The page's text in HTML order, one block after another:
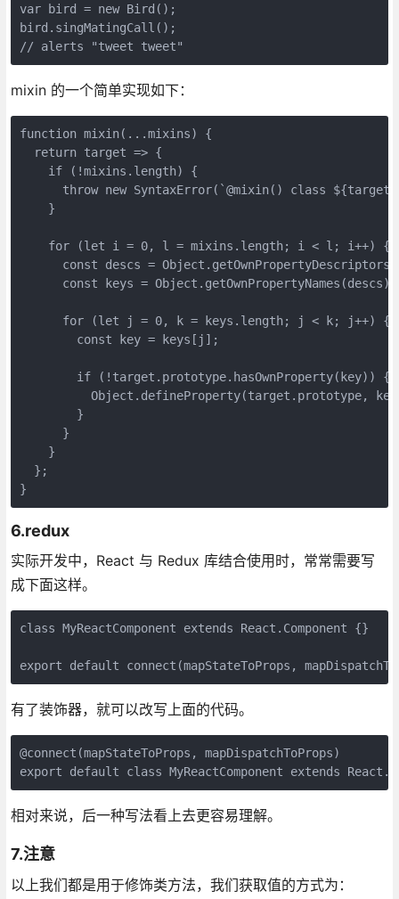
var bird = new Bird();
bird.singMatingCall();
// alerts "tweet tweet"
mixin 的一个简单实现如下：
function mixin(...mixins) {
  return target => {
    if (!mixins.length) {
throw new SyntaxError(`@mixin() class
    }
    for (let i = 0, l = mixins.length; i < l; i++) {
const descs =
      const keys = Object.getOwnPropertyNames(descs);
      for (let j = 0, k = keys.length; j < k; j++) {
        const key = keys[j];
        if (!target.prototype.hasOwnProperty(key)) {
Object.defineProperty(target.prototype,
        }
      }
    }
  };
}
6.redux
实际开发中，React 与 Redux 库结合使用时，常常需要写
成下面这样。
class MyReactComponent extends React.Component {}
export default connect(mapStateToProps,
有了装饰器，就可以改写上面的代码。
@connect(mapStateToProps, mapDispatchToProps)
export default class MyReactComponent extends
相对来说，后一种写法看上去更容易理解。
7.注意
以上我们都是用于修饰类方法，我们获取值的方式为：